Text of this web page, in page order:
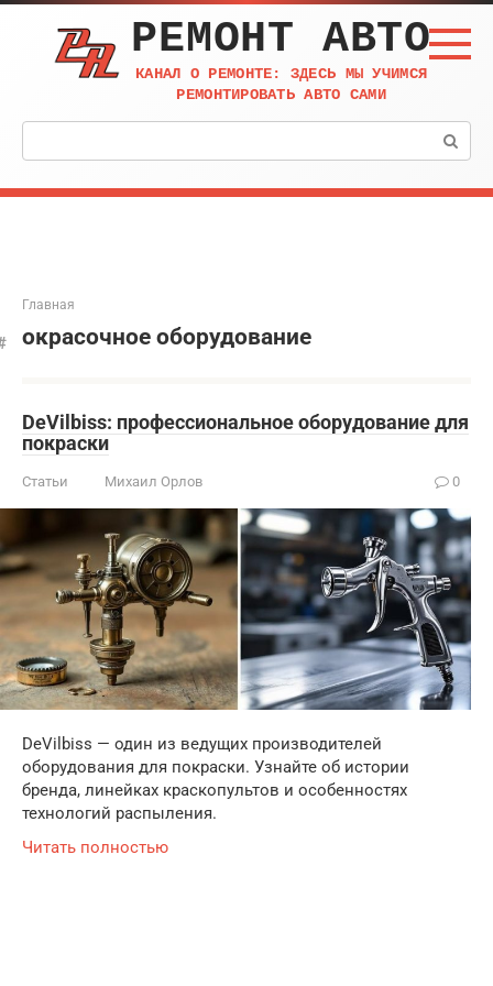
Перейти
контенту
РЕМОНТ АВТО
КАНАЛ О РЕМОНТЕ: ЗДЕСЬ МЫ УЧИМСЯ
РЕМОНТИРОВАТЬ АВТО САМИ
Поиск:
Главная
окрасочное оборудование
DeVilbiss: профессиональное оборудование для
покраски
Статьи Михаил Орлов 0
DeVilbiss — один из ведущих производителей
оборудования для покраски. Узнайте об истории
бренда, линейках краскопультов и особенностях
технологий распыления.
Читать полностью